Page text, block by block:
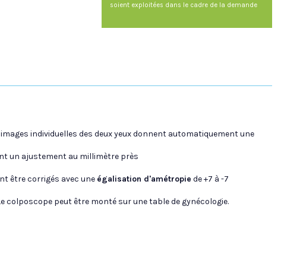
soient exploitées dans le cadre de la demande
individuelles des deux yeux donnent automatiquement une
un ajustement au millimètre près
être corrigés avec une égalisation d'amétropie de +7 à -7
peut être monté sur une table de gynécologie.